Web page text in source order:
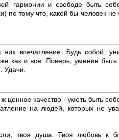
гармонии и свободе быть
по тому что, какой бы человек
впечатление. Будь собой,
как и все. Поверь, умение
Удачи.
ценное качество - уметь быть
на людей, которых не
твоя душа. Твоя любовь к